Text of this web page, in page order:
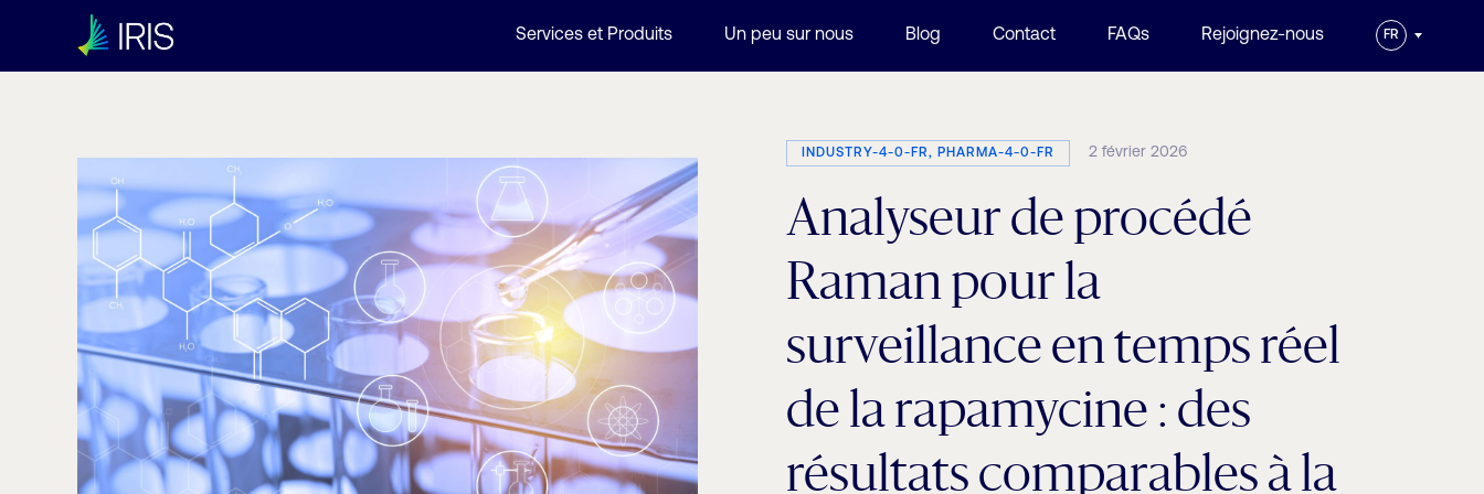
Services et Produits Un peu sur nous Blog Contact FAQs Rejoignez-nous FR
INDUSTRY-4-0-FR, PHARMA-4-0-FR 2 février 2026
Analyseur de procédé
Raman pour la
surveillance en temps réel
de la rapamycine : des
résultats comparables à la